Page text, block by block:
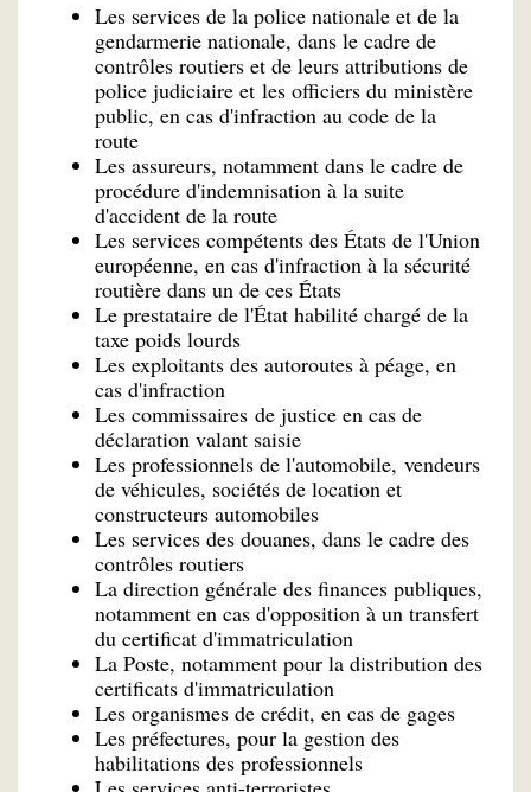
Les services de la police nationale et de la
gendarmerie nationale, dans le cadre de
contrôles routiers et de leurs attributions de
police judiciaire et les officiers du ministère
public, en cas d'infraction au code de la
route
Les assureurs, notamment dans le cadre de
procédure d'indemnisation à la suite
d'accident de la route
Les services compétents des États de l'Union
européenne, en cas d'infraction à la sécurité
routière dans un de ces États
Le prestataire de l'État habilité chargé de la
taxe poids lourds
Les exploitants des autoroutes à péage, en
cas d'infraction
Les commissaires de justice en cas de
déclaration valant saisie
Les professionnels de l'automobile, vendeurs
de véhicules, sociétés de location et
constructeurs automobiles
Les services des douanes, dans le cadre des
contrôles routiers
La direction générale des finances publiques,
notamment en cas d'opposition à un transfert
du certificat d'immatriculation
La Poste, notamment pour la distribution des
certificats d'immatriculation
Les organismes de crédit, en cas de gages
Les préfectures, pour la gestion des
habilitations des professionnels